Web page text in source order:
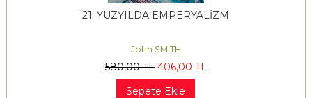
21. YÜZYILDA EMPERYALİZM
John SMITH
580,00TL 406,00 TL
Sepete Ekle